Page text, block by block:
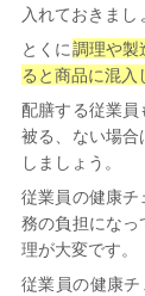
入れておきまし
とくに調理や製
ると商品に混入
配膳する従業員
被る、ない場
しましょう。
従業員の健康
務の負担にな
理が大変です。
従業員の健康チ